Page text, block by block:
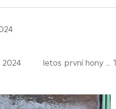
2024 letos první hony ... Tři